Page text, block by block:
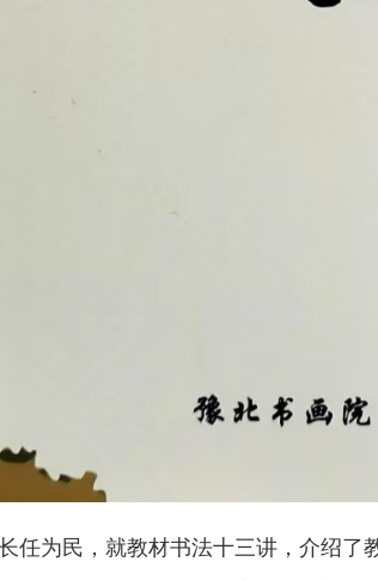
民，就教材书法十三讲，介绍了教